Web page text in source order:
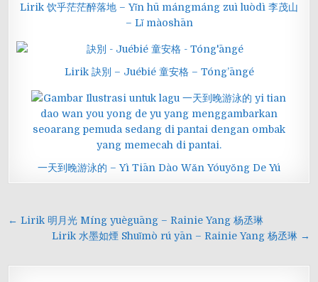
Lirik 饮乎茫茫醉落地 – Yǐn hū mángmáng zuì luòdì 李茂山
– Lǐ màoshān
Lirik 訣別 – Juébié 童安格 – Tóng’āngé
一天到晚游泳的 – Yì Tiān Dào Wǎn Yóuyǒng De Yú
Navigasi
← Lirik 明月光 Míng yuèguāng – Rainie Yang 杨丞琳
Lirik 水墨如煙 Shuǐmò rú yān – Rainie Yang 杨丞琳 →